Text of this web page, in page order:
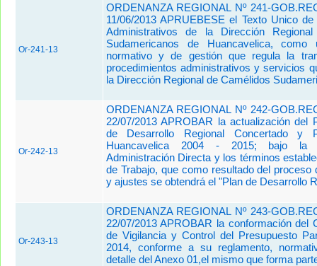
Or-241-13
ORDENANZA REGIONAL Nº 241-
11/06/2013 APRUEBESE el Texto Unico
Administrativos de la Dirección
Sudamericanos de Huancavelica, como
normativo y de gestión que regula la
procedimientos administrativos y servicios
la Dirección Regional de Camélidos
Or-242-13
ORDENANZA REGIONAL Nº 242-
22/07/2013 APROBAR la actualización del
de Desarrollo Regional Concertado y
Huancavelica 2004 - 2015; bajo la
Administración Directa y los términos
de Trabajo, que como resultado del proceso
y ajustes se obtendrá el "Plan de Desarrollo
Or-243-13
ORDENANZA REGIONAL Nº 243-
22/07/2013 APROBAR la conformación del
de Vigilancia y Control del Presupuesto
2014, conforme a su reglamento,
detalle del Anexo 01,el mismo que forma